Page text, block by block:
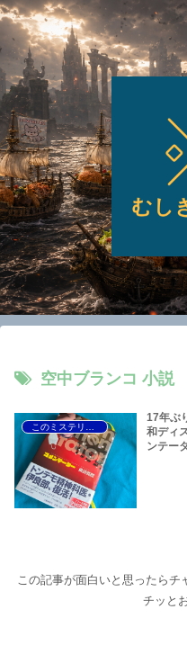
空中ブランコ 小説
17年ぶ
和ディ
ンテー
この記事が面白いと思ったら
チッと